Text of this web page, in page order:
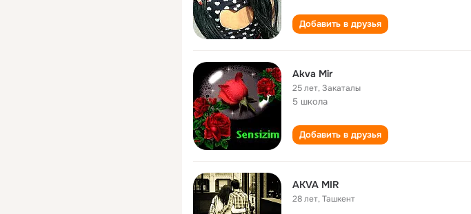
Добавить в друзья
Akva Mir
25 лет,Закаталы
5 школа
Добавить в друзья
AKVA MIR
28 лет,Ташкент